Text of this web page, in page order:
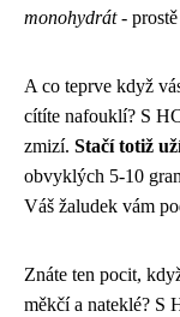
monohydrát- prostě
A co teprve když
cítíte nafouklí? S
zmizí. Stačí totiž
obvyklých 5-10
Váš žaludek vám
Znáte ten pocit,
měkčí a nateklé? S